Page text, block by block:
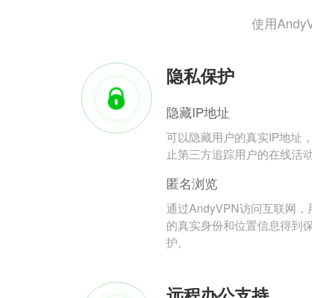
使用
隐私保护
隐藏IP地址
可以隐藏用户的真实IP地址
止第三方追踪用户的在线活动
匿名浏览
通过AndyVPN访问互联网，
的真实身份和位置信息得到
护。